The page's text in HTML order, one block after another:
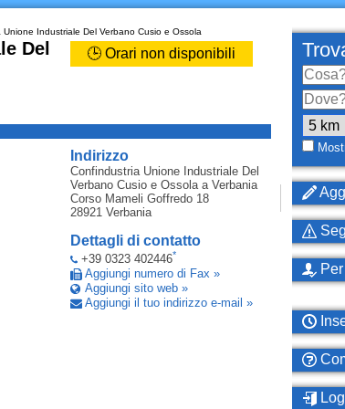
Unione Industriale Del Verbano Cusio e Ossola
Del
🕒 Orari non disponibili
Indirizzo
Confindustria Unione Industriale Del
Verbano Cusio e Ossolaa Verbania
Corso Mameli Goffredo 18
28921 Verbania
Dettagli di contatto
+39 0323 402446*
Aggiungi numero di Fax »
Aggiungi sito web »
Aggiungi il tuo indirizzo e-mail »
Per